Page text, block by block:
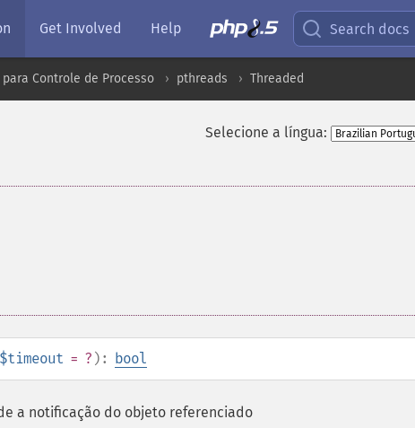
Get Involved Help Search docs
para Controle de Processo pthreads Threaded
Selecione a língua:
$timeout = ? ): bool
a notificação do objeto referenciado